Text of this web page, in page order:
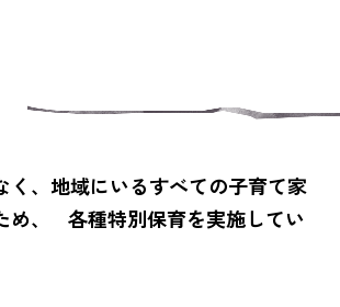
く、地域にいるすべての子育て家
、
各種特別保育を実施してい